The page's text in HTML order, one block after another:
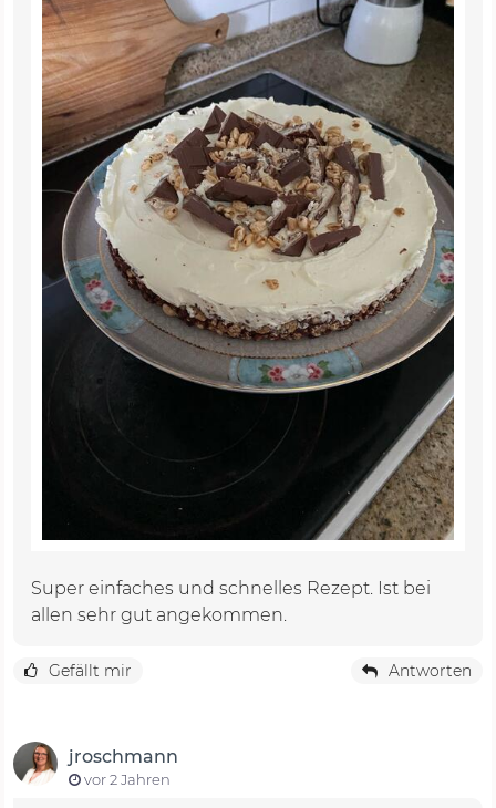
Super einfaches und schnelles Rezept. Ist bei
allen sehr gut angekommen.
Gefällt mir Antworten
jroschmann
vor 2 Jahren